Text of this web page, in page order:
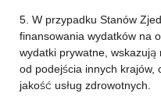
5. W przypadku Stanów
finansowania wydatków na
wydatki prywatne,
od podejścia innych krajów,
jakość usług zdrowotnych.